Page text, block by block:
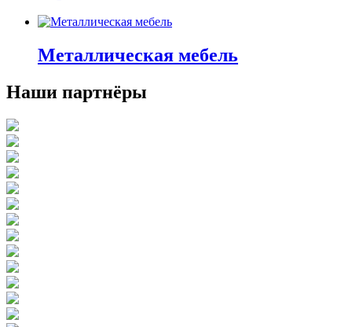
Металлическая мебель
Наши партнёры